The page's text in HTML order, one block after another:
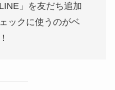
」を友だち追加
ックに使うのがベ